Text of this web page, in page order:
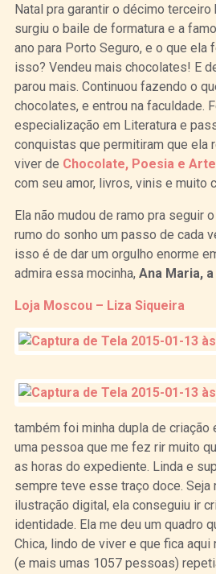
Natal pra garantir o décimo terceiro
surgiu o baile de formatura e a
ano para Porto Seguro, e o que ela
isso? Vendeu mais chocolates! E
parou mais. Continuou fazendo o
chocolates, e entrou na faculdade.
especialização em Literatura e
conquistas que permitiram que ela
viver de Chocolate, Poesia e Arte
com seu amor, livros, vinis e muito
Ela não mudou de ramo pra seguir
rumo do sonho um passo de cada
isso é de dar um orgulho enorme
admira essa mocinha, Ana Maria,
Loja Moscou – Liza Siqueira
também foi minha dupla de criação
uma pessoa que me fez rir muito
as horas do expediente. Linda e
sempre teve esse traço doce. Seja
ilustração digital, ela conseguiu ir
identidade. Ela me deu um quadro
Chica, lindo de viver e que fica aqui
(e mais umas 1057 pessoas)